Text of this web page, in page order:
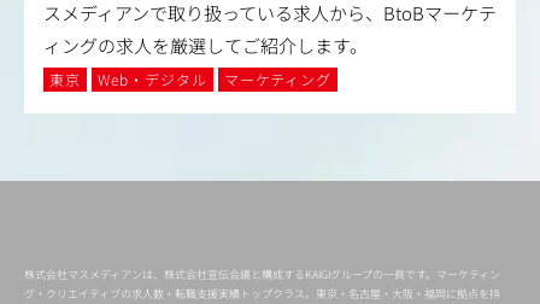
スメディアンで取り扱っている求人から、BtoBマーケテ
ィングの求人を厳選してご紹介します。
東京 Web・デジタル マーケティング
株式会社マスメディアンは、株式会社宣伝会議と構成するKAIGIグループの一員です。マーケティン
グ・クリエイティブの求人数・転職支援実績トップクラス。東京・名古屋・大阪・福岡に拠点を持